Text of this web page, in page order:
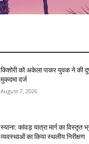
किशोरी को अकेला पाकर युवक ने की
मुकदमा दर्ज
August 7, 2026
स्याना: कांवड़ यात्रा मार्ग का विस्तृत
व्यवस्थाओं का किया स्थलीय निरीक्षण